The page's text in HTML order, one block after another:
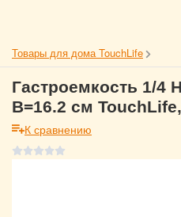
Товары для дома TouchLife
Гастроемкость 1/4
B=16.2 см
К сравнению